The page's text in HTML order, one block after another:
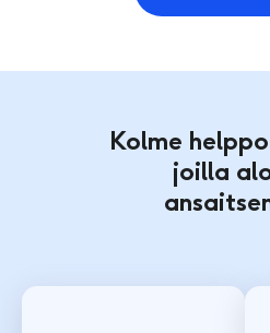
Kolme
joilla